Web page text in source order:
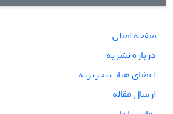
صفحه اصلی
درباره نشریه
اعضای هیات تحریریه
ارسال مقاله